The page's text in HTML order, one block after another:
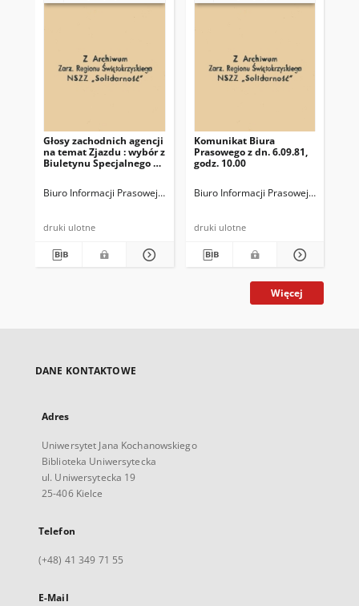
Głosy zachodnich agencji
na temat Zjazdu : wybór z
Biuletynu Specjalnego Nr
Biuro Informacji Prasowej KKP NSZZ "Solidarność"
druki ulotne
Komunikat Biura
Prasowego z dn. 6.09.81,
godz. 10.00
Biuro Informacji Prasowej KKP
druki ulotne
Więcej
DANE KONTAKTOWE
Adres
Uniwersytet Jana Kochanowskiego
Biblioteka Uniwersytecka
ul. Uniwersytecka 19
25-406 Kielce
Telefon
(+48) 41 349 71 55
E-Mail